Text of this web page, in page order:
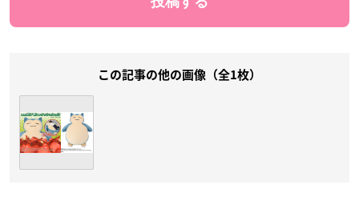
この記事の他の画像（全1枚）